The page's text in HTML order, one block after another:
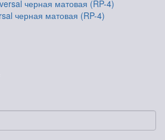
черная матовая (RP-4)